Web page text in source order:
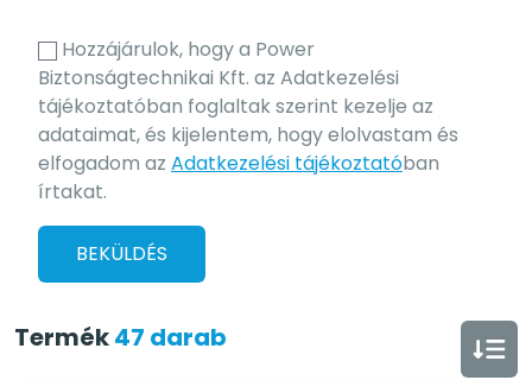
Hozzájárulok, hogy a Power
Biztonságtechnikai Kft. az Adatkezelési
tájékoztatóban foglaltak szerint kezelje az
adataimat, és kijelentem, hogy elolvastam és
elfogadom az Adatkezelési tájékoztatóban
írtakat.
BEKÜLDÉS
Termék47 darab